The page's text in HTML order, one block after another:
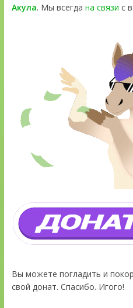
Акула. Мы всегда на связи с
Вы можете погладить и
свой донат. Спасибо. Игого!